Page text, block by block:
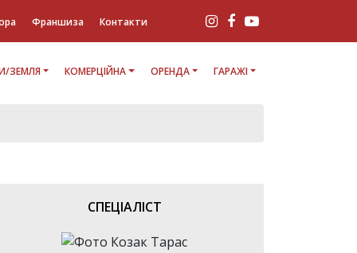
Франшиза Контакти
ЗЕМЛЯ КОМЕРЦІЙНА ОРЕНДА ГАРАЖІ
СПЕЦІАЛІСТ